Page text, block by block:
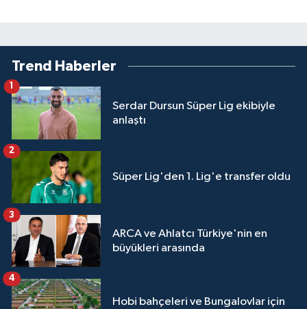
Trend Haberler
Serdar Dursun Süper Lig ekibiyle
anlaştı
Süper Lig'den 1. Lig'e transfer oldu
2
ARCA ve Ahlatcı Türkiye'nin en
büyükleri arasında
3
Hobi bahçeleri ve Bungalovlar için
4